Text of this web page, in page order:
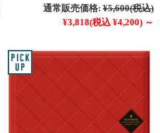
通常販売価格: ¥5,600(税込)
¥3,818(税込 ¥4,200) ～